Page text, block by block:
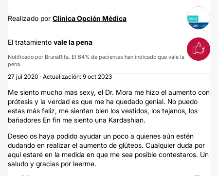
Realizado por Clínica Opción Médica
El tratamiento vale la pena
Notificado por BrunaRifa. El 64% de pacientes han indicado que vale la
pena.
27 jul 2020 · Actualización: 9 oct 2023
Me siento mucho mas sexy, el Dr. Mora me hizo el aumento con
prótesis y la verdad es que me ha quedado genial. No puedo
estas más feliz, me sientan bien los vestidos, los tejanos, los
bañadores En fin me siento una Kardashian.
Deseo os haya podido ayudar un poco a quienes aún estén
dudando en realizar el aumento de glúteos. Cualquier duda por
aquí estaré en la medida en que me sea posible contestaros. Un
saludo y gracias por leerme.